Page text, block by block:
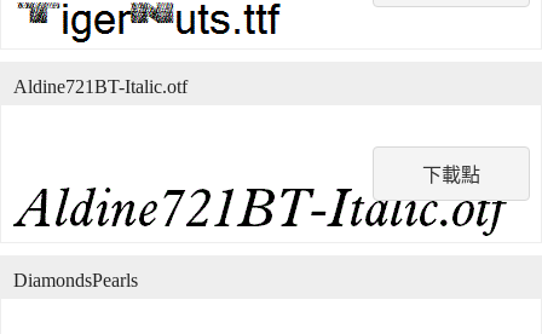
下載點
Aldine721BT-Italic.otf
DiamondsPearls